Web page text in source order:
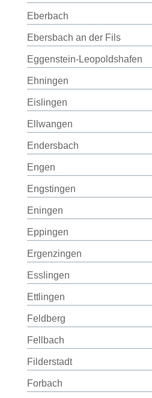
Eberbach
Ebersbach an der Fils
Eggenstein-Leopoldshafen
Ehningen
Eislingen
Ellwangen
Endersbach
Engen
Engstingen
Eningen
Eppingen
Ergenzingen
Esslingen
Ettlingen
Feldberg
Fellbach
Filderstadt
Forbach